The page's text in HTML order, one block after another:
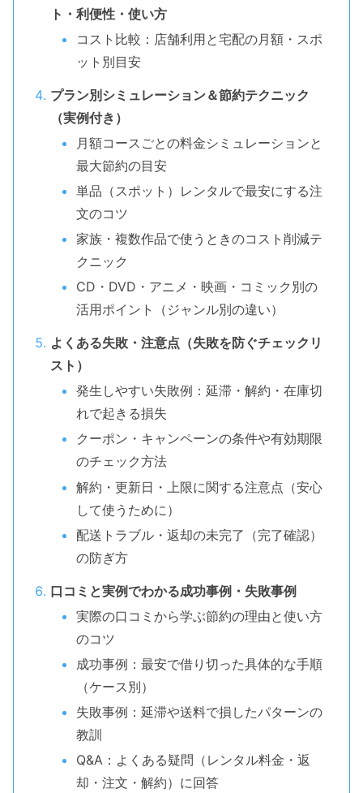
ト・利便性・使い方
コスト比較：店舗利用と宅配の月額・スポ
ット別目安
プラン別シミュレーション＆節約テクニック
（実例付き）
月額コースごとの料金シミュレーションと
最大節約の目安
単品（スポット）レンタルで最安にする注
文のコツ
家族・複数作品で使うときのコスト削減テ
クニック
CD・DVD・アニメ・映画・コミック別の
活用ポイント（ジャンル別の違い）
よくある失敗・注意点（失敗を防ぐチェックリ
スト）
発生しやすい失敗例：延滞・解約・在庫切
れで起きる損失
クーポン・キャンペーンの条件や有効期限
のチェック方法
解約・更新日・上限に関する注意点（安心
して使うために）
配送トラブル・返却の未完了（完了確認）
の防ぎ方
口コミと実例でわかる成功事例・失敗事例
実際の口コミから学ぶ節約の理由と使い方
のコツ
成功事例：最安で借り切った具体的な手順
（ケース別）
失敗事例：延滞や送料で損したパターンの
教訓
Q&A：よくある疑問（レンタル料金・返
却・注文・解約）に回答